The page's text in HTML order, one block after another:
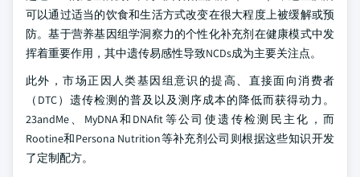
可以通过适当的饮食和生活方式改变在很大程度上被缓解或预
防。基于营养基因组学洞察力的个性化补充剂在健康模式中发
挥着重要作用，其中遗传易感性导致NCDs成为主要关注点。
此外，市场正因人类基因组意识的提高、直接面向消费者
（DTC）遗传检测的普及以及测序成本的降低而获得动力。
23andMe、MyDNA和DNAfit等公司使遗传检测民主化，而
Rootine和Persona Nutrition等补充剂公司则根据这些知识开发
了定制配方。